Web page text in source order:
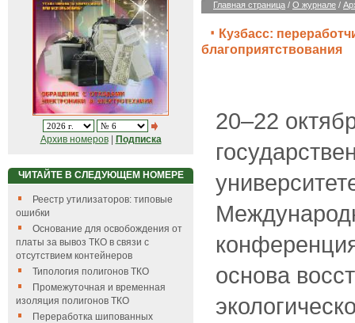
Архив номеров| Подписка
ЧИТАЙТЕ В СЛЕДУЮЩЕМ НОМЕРЕ
Реестр утилизаторов: типовые
ошибки
Основание для освобождения от
платы за вывоз ТКО в связи с
отсутствием контейнеров
Типология полигонов ТКО
Промежуточная и временная
изоляция полигонов ТКО
Переработка шипованных
Главная страница / О журнале /
Кузбасс:
благоприятствования
20–22
основа